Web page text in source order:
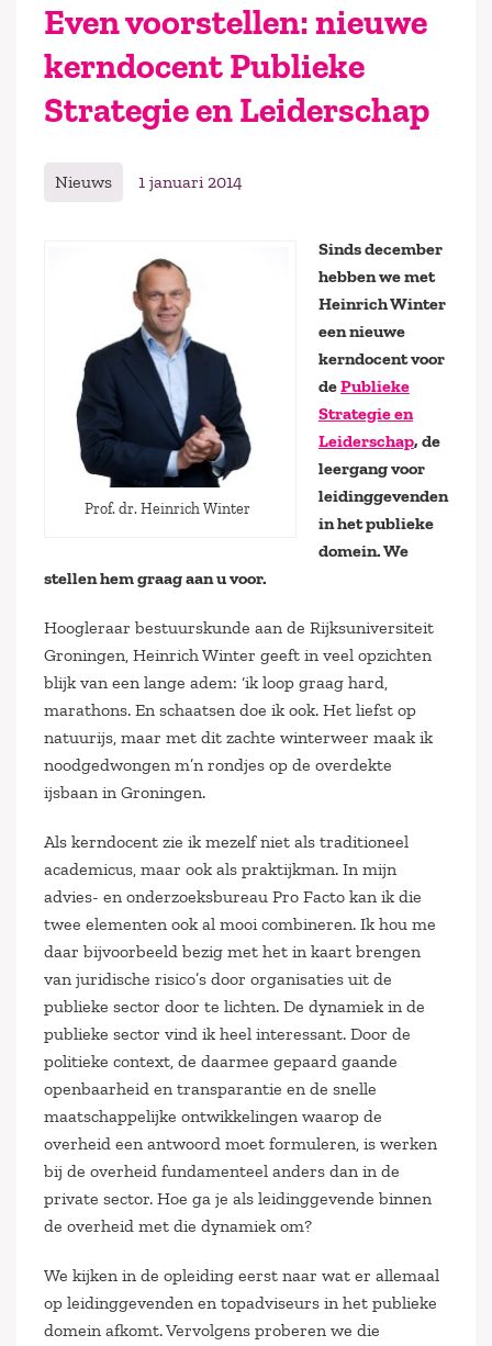
Even voorstellen: nieuwe
kerndocent Publieke
Strategie en Leiderschap
Nieuws 1 januari 2014
Prof. dr. Heinrich Winter
Sinds december
hebben we met
Heinrich Winter
een nieuwe
kerndocent voor
dePublieke
Strategie en
Leiderschap, de
leergang voor
leidinggevenden
in het publieke
domein. We
stellen hem graag aan u voor.
Hoogleraar bestuurskunde aan de Rijksuniversiteit
Groningen, Heinrich Winter geeft in veel opzichten
blijk van een lange adem: ‘ik loop graag hard,
marathons. En schaatsen doe ik ook. Het liefst op
natuurijs, maar met dit zachte winterweer maak ik
noodgedwongen m’n rondjes op de overdekte
ijsbaan in Groningen.
Als kerndocent zie ik mezelf niet als traditioneel
academicus, maar ook als praktijkman. In mijn
advies- en onderzoeksbureau Pro Facto kan ik die
twee elementen ook al mooi combineren. Ik hou me
daar bijvoorbeeld bezig met het in kaart brengen
van juridische risico’s door organisaties uit de
publieke sector door te lichten. De dynamiek in de
publieke sector vind ik heel interessant. Door de
politieke context, de daarmee gepaard gaande
openbaarheid en transparantie en de snelle
maatschappelijke ontwikkelingen waarop de
overheid een antwoord moet formuleren, is werken
bij de overheid fundamenteel anders dan in de
private sector. Hoe ga je als leidinggevende binnen
de overheid met die dynamiek om?
We kijken in de opleiding eerst naar wat er allemaal
op leidinggevenden en topadviseurs in het publieke
domein afkomt. Vervolgens proberen we die